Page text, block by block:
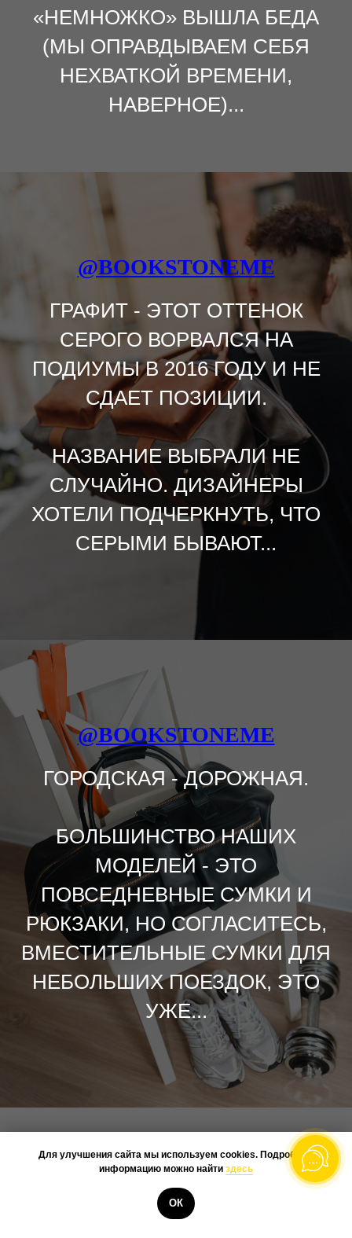
«НЕМНОЖКО» ВЫШЛА БЕДА
(МЫ ОПРАВДЫВАЕМ СЕБЯ
НЕХВАТКОЙ ВРЕМЕНИ,
НАВЕРНОЕ)...
@BOOKSTONEME
ГРАФИТ - ЭТОТ ОТТЕНОК
СЕРОГО ВОРВАЛСЯ НА
ПОДИУМЫ В 2016 ГОДУ И НЕ
СДАЕТ ПОЗИЦИИ.
НАЗВАНИЕ ВЫБРАЛИ НЕ
СЛУЧАЙНО. ДИЗАЙНЕРЫ
ХОТЕЛИ ПОДЧЕРКНУТЬ, ЧТО
СЕРЫМИ БЫВАЮТ...
@BOOKSTONEME
ГОРОДСКАЯ - ДОРОЖНАЯ.
БОЛЬШИНСТВО НАШИХ
МОДЕЛЕЙ - ЭТО
ПОВСЕДНЕВНЫЕ СУМКИ И
РЮКЗАКИ, НО СОГЛАСИТЕСЬ,
ВМЕСТИТЕЛЬНЫЕ СУМКИ ДЛЯ
НЕБОЛЬШИХ ПОЕЗДОК, ЭТО
УЖЕ...
@BOOKSTONEME
Для улучшения сайта мы используем cookies. Подробную
информацию можно найти здесь
ОК